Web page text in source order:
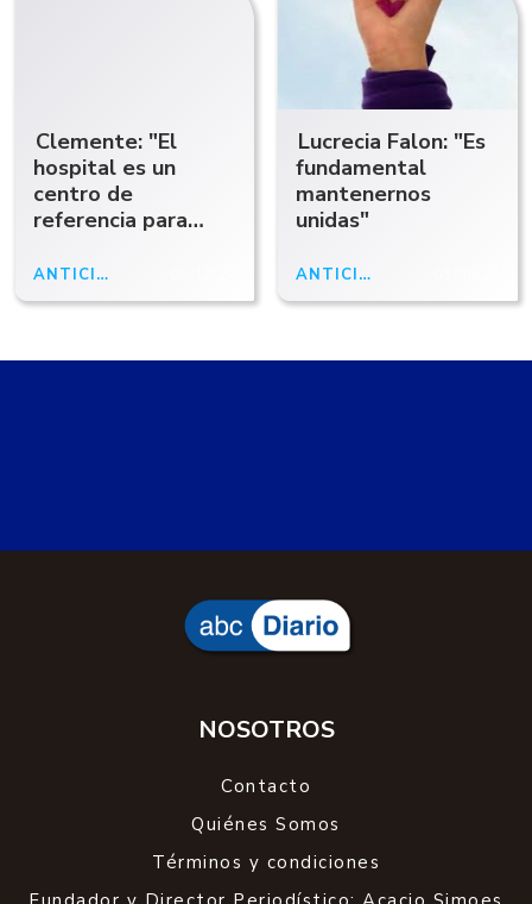
Clemente: "El
hospital es un
centro de
referencia para
ANTICIPO ABCRADIO
Lucrecia Falon: "Es
fundamental
mantenernos
unidas"
ANTICIPO ABCRADIO
NOSOTROS
Contacto
Quiénes Somos
Términos y condiciones